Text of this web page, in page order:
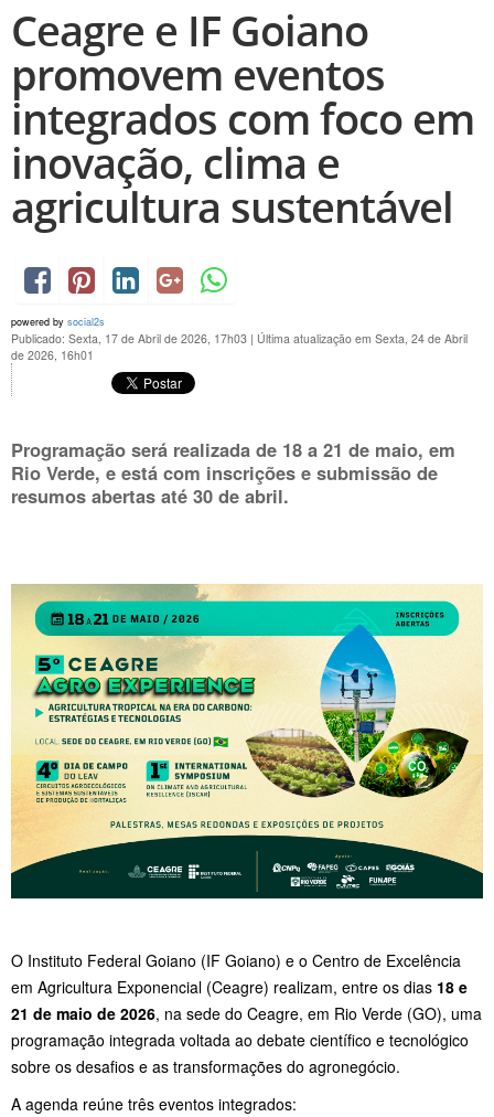
Ceagre e IF Goiano
promovem eventos
integrados com foco em
inovação, clima e
agricultura sustentável
powered by social2s
Publicado: Sexta, 17 de Abril de 2026, 17h03 | Última atualização em Sexta, 24 de Abril
de 2026, 16h01
Programação será realizada de 18 a 21 de maio, em
Rio Verde, e está com inscrições e submissão de
resumos abertas até 30 de abril.
O Instituto Federal Goiano (IF Goiano) e o Centro de Excelência
em Agricultura Exponencial (Ceagre) realizam, entre os dias 18 e
21 de maio de 2026, na sede do Ceagre, em Rio Verde (GO), uma
programação integrada voltada ao debate científico e tecnológico
sobre os desafios e as transformações do agronegócio.
A agenda reúne três eventos integrados: